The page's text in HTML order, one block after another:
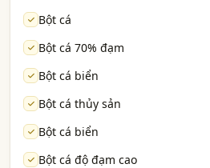
Bột cá
Bột cá 70% đạm
Bột cá biển
Bột cá thủy sản
Bột cá biển
Bột cá độ đạm cao